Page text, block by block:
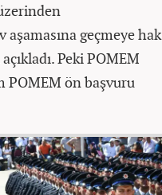
geçmeye hak
Peki POMEM
POMEM ön başvuru